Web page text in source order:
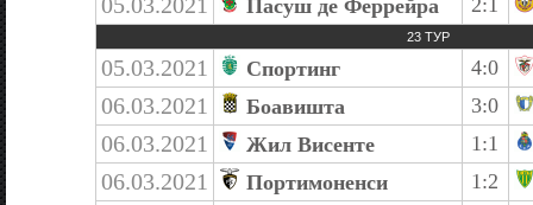
05.03.2021 Пасуш де Феррейра 2:1
23 ТУР
05.03.2021 Спортинг 4:0
06.03.2021 Боавишта 3:0
06.03.2021 Жил Висенте 1:1
06.03.2021 Портимоненси 1:2